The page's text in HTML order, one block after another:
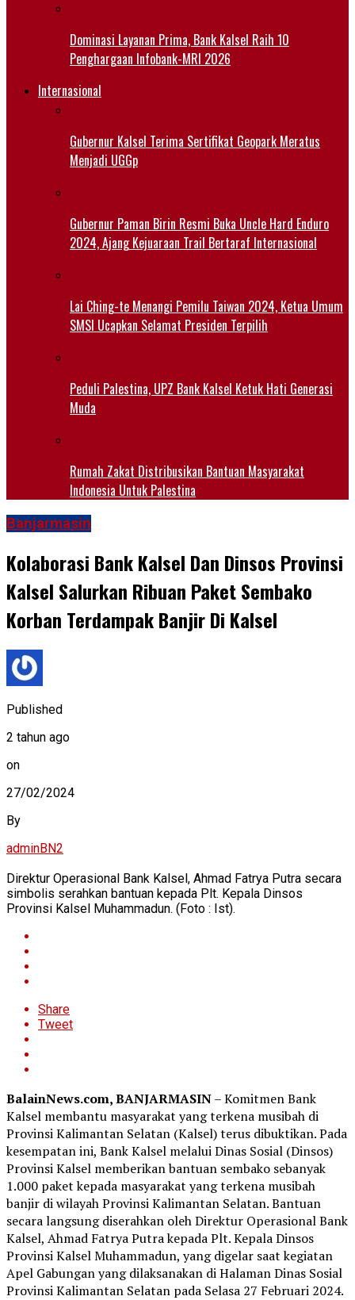
Dominasi Layanan Prima, Bank Kalsel Raih 10
Penghargaan Infobank-MRI 2026
Internasional
Gubernur Kalsel Terima Sertifikat Geopark Meratus
Menjadi UGGp
Gubernur Paman Birin Resmi Buka Uncle Hard Enduro
2024, Ajang Kejuaraan Trail Bertaraf Internasional
Lai Ching-te Menangi Pemilu Taiwan 2024, Ketua Umum
SMSI Ucapkan Selamat Presiden Terpilih
Peduli Palestina, UPZ Bank Kalsel Ketuk Hati Generasi
Muda
Rumah Zakat Distribusikan Bantuan Masyarakat
Indonesia Untuk Palestina
Banjarmasin
Kolaborasi Bank Kalsel Dan Dinsos Provinsi
Kalsel Salurkan Ribuan Paket Sembako
Korban Terdampak Banjir Di Kalsel
Published
2 tahun ago
on
27/02/2024
By
adminBN2
Direktur Operasional Bank Kalsel, Ahmad Fatrya Putra secara
simbolis serahkan bantuan kepada Plt. Kepala Dinsos
Provinsi Kalsel Muhammadun. (Foto : Ist).
Share
Tweet
BalainNews.com, BANJARMASIN– Komitmen Bank
Kalsel membantu masyarakat yang terkena musibah di
Provinsi Kalimantan Selatan (Kalsel) terus dibuktikan. Pada
kesempatan ini, Bank Kalsel melalui Dinas Sosial (Dinsos)
Provinsi Kalsel memberikan bantuan sembako sebanyak
1.000 paket kepada masyarakat yang terkena musibah
banjir di wilayah Provinsi Kalimantan Selatan. Bantuan
secara langsung diserahkan oleh Direktur Operasional Bank
Kalsel, Ahmad Fatrya Putra kepada Plt. Kepala Dinsos
Provinsi Kalsel Muhammadun, yang digelar saat kegiatan
Apel Gabungan yang dilaksanakan di Halaman Dinas Sosial
Provinsi Kalimantan Selatan pada Selasa 27 Februari 2024.